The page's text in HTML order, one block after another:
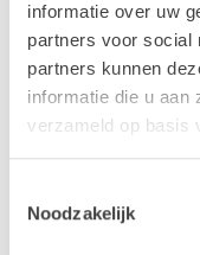
informatie over uw
partners voor social
partners kunnen
informatie die u aan
verzameld op basis
Noodzakelijk
228 cm
Oppervlakte (m2)
6.4 m2
Wanddikte